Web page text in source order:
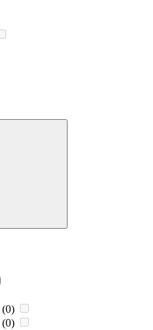
(0)
(0)